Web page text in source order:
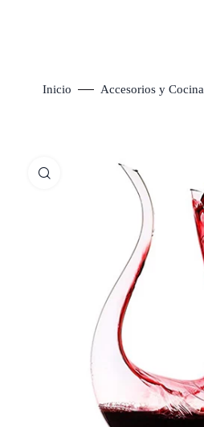
Inicio Accesorios y Cocina
Click to enlarge